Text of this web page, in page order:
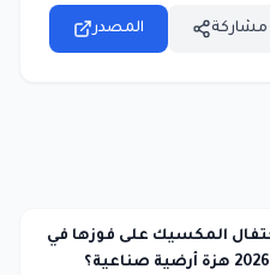
المصدر مشاركة
المكسيك على فوزها في